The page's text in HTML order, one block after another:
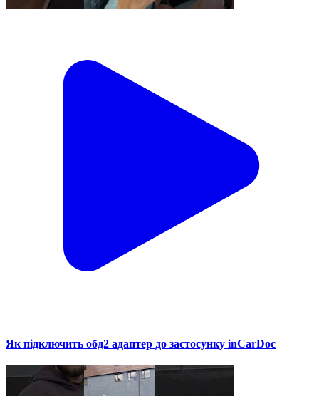
Як підключить обд2 адаптер до застосунку inCarDoc